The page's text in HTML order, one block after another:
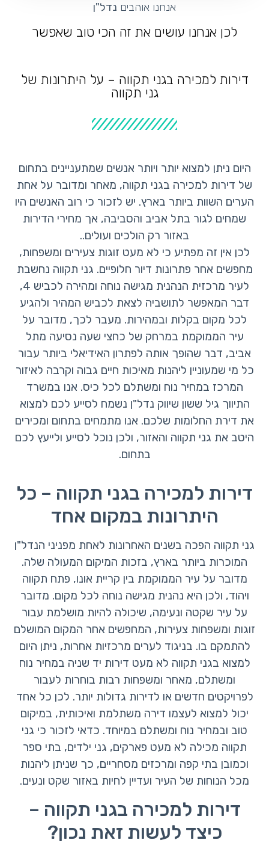
אנחנו אוהבים נדל"ן
לכן אנחנו עושים את זה הכי טוב שאפשר
דירות למכירה בגני תקווה – על היתרונות של
גני תקווה
היום ניתן למצוא יותר ויותר אנשים שמתעניינים בתחום
של דירות למכירה בגני תקווה, מאחר ומדובר על אחת
הערים השוות ביותר בארץ. יש לזכור כי רוב האנשים היו
שמחים לגור בתל אביב והסביבה, אך מחירי הדירות
באזור רק הולכים ועולים..
לכן אין זה מפתיע כי לא מעט זוגות צעירים ומשפחות,
מחפשים אחר פתרונות דיור חלופיים. גני תקווה נחשבת
לעיר מרכזית הנהנית מגישה נוחה ומהירה לכביש 4,
דבר המאפשר לתושביה לצאת לכביש המהיר ולהגיע
לכל מקום בקלות ובמהירות. מעבר לכך, מדובר על
עיר הממוקמת במרחק של כחצי שעה נסיעה מתל
אביב, דבר שהופך אותה לפתרון האידיאלי ביותר עבור
כל מי שמעוניין ליהנות מאיכות חיים גבוה וקרבה לאיזור
המרכז במחיר נוח ומשתלם לכל כיס. אנו במשרד
התיווך גיל ששון שיווק נדל"ן נשמח לסייע לכם למצוא
את דירת החלומות שלכם. אנו מתמחים בתחום ומכירים
היטב את גני תקווה והאזור, ולכן נוכל לסייע ולייעץ לכם
בתחום.
דירות למכירה בגני תקווה – כל
היתרונות במקום אחד
גני תקווה הפכה בשנים האחרונות לאחת מפניני הנדל"ן
המוכרות ביותר בארץ, בזכות המיקום המעולה שלה.
מדובר על עיר הממוקמת בין קריית אונו, פתח תקווה
ויהוד, ולכן היא נהנית מגישה נוחה לכל מקום. מדובר
על עיר שקטה ונעימה, שיכולה להיות מושלמת עבור
זוגות ומשפחות צעירות, המחפשים אחר המקום המושלם
להתמקם בו. בניגוד לערים מרכזיות אחרות, ניתן היום
למצוא בגני תקווה לא מעט דירות יד שניה במחיר נוח
ומשתלם, מאחר ומשפחות רבות בוחרות לעבור
לפרויקטים חדשים או לדירות גדולות יותר. לכן כל אחד
יכול למצוא לעצמו דירה משתלמת ואיכותית, במיקום
טוב ובמחיר נוח ומשתלם במיוחד. כדאי לזכור כי גני
תקווה מכילה לא מעט פארקים, גני ילדים, בתי ספר
וכמובן בתי קפה ומרכזים מסחריים, כך שניתן ליהנות
מכל הנוחות של העיר ועדיין לחיות באזור שקט ונעים.
דירות למכירה בגני תקווה –
כיצד לעשות זאת נכון?